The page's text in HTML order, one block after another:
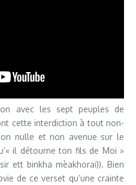
avec les sept peuples de
cette interdiction à tout non-
nulle et non avenue sur le
il détourne ton fils de Moi »
ett binkha mèakhoraï)). Bien
de ce verset qu’une crainte